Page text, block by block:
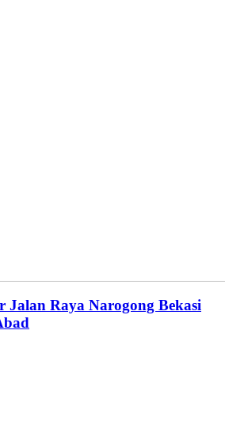
Jalan Raya Narogong Bekasi